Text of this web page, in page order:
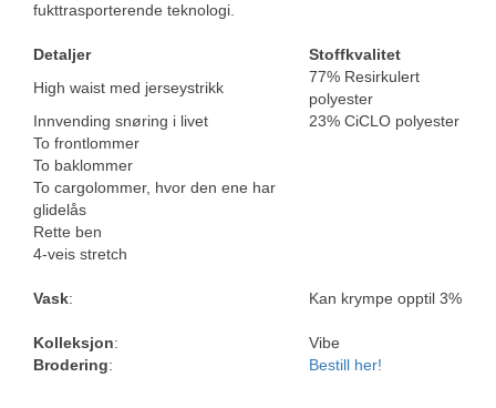
fukttrasporterende teknologi.
Detaljer
Stoffkvalitet
High waist med jerseystrikk
77% Resirkulert
polyester
Innvending snøring i livet
23% CiCLO polyester
To frontlommer
To baklommer
To cargolommer, hvor den ene har
glidelås
Rette ben
4-veis stretch
Vask: Kan krympe opptil 3%
Kolleksjon:
Vibe
Brodering: Bestill her!